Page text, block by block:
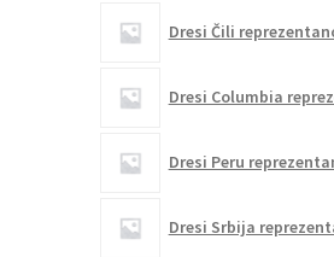
Dresi Čili
Dresi Columbia
Dresi Peru
Dresi Srbija